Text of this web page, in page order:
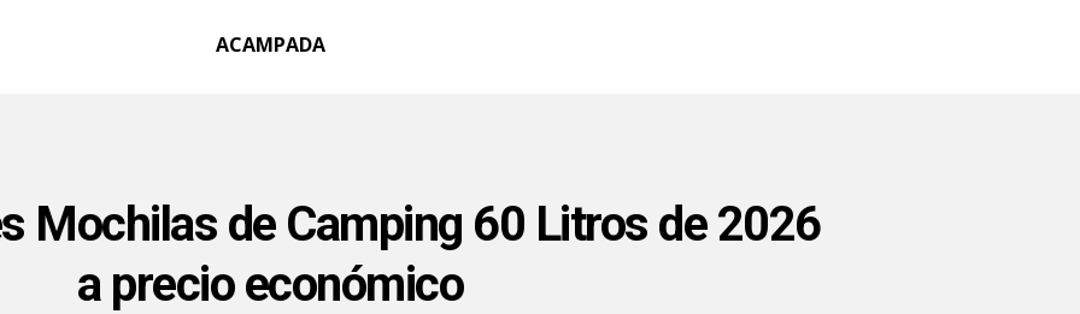
ACAMPADA
Mochilas de Camping 60 Litros de 2026
a precio económico